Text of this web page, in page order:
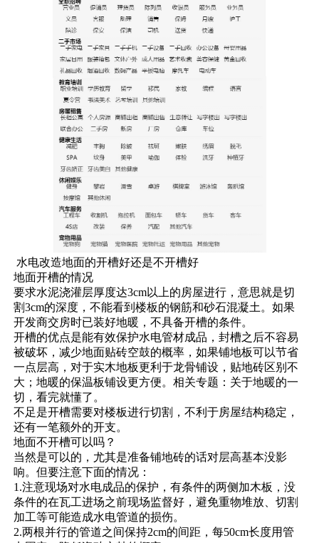
水电改造地面的开槽好还是不开槽好
地面开槽的情况
要求水泥浇灌层厚度达3cm以上的房屋进行，意思就是切
割3cm的深度，不能看到楼板的钢筋和砂石混凝土。如果
开发商交房时已装好地暖，不具备开槽的条件。
开槽的优点是能有效保护水电管材成品，封槽之后不容易
被破坏，减少地面贴砖空鼓的概率，如果铺地板可以节省
一点层高，对于实木地板更利于龙骨铺设，贴地砖区别不
大；地暖的保温板铺设更方便。相关专题：关于地暖的一
切，看完就懂了。
不足是开槽需要对楼板进行切割，不利于房屋结构稳定，
还有一笔额外的开支。
地面不开槽可以吗？
当然是可以的，尤其是准备铺地砖的话对层高基本没影
响。但要注意下面的情况：
1.注意现场对水电成品的保护，有条件的两侧加木板，没
条件的在瓦工进场之前现场监督好，避免重物堆放、切割
加工等可能造成水电管道的损伤。
2.两根并行的管道之间保持2cm的间距，每50cm长度用管